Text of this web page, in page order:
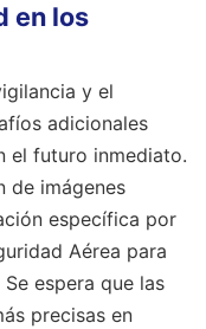
en los
y el
adicionales
el futuro inmediato.
de imágenes
específica por
Aérea para
espera que las
precisas en